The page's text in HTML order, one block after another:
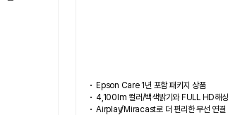
Epson Care 1년 포함 패키지 상품
4,100lm 컬러/백색밝기와 FULL HD해
Airplay/Miracast로 더 편리한 무선 연결